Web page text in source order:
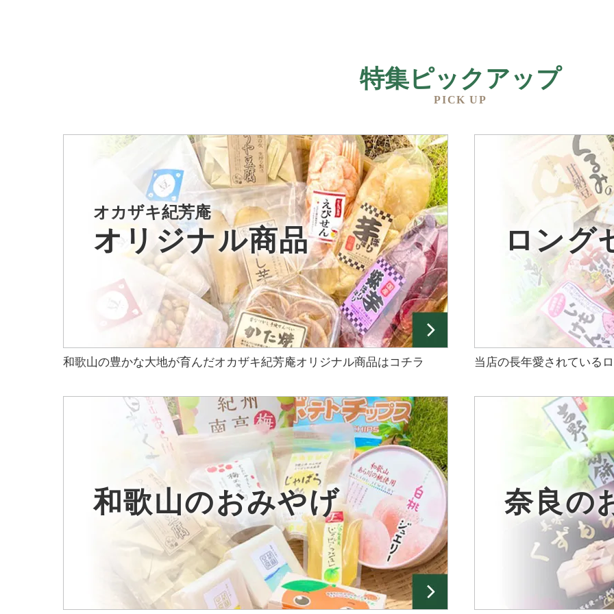
特集ピックアップ
PICK UP
オカザキ紀芳庵
オリジナル商品
和歌山の豊かな大地が育んだオカザキ紀芳庵オリジナル商品はコチラ
ロング
当店の長年愛されている
和歌山のおみやげ 奈良の